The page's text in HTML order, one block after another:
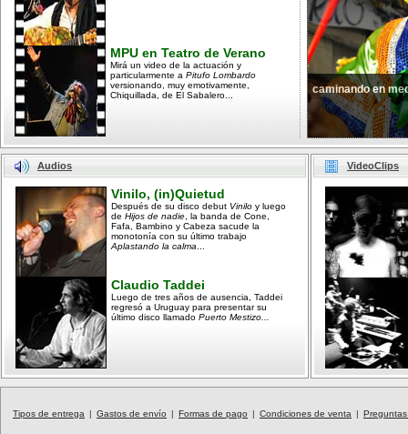
MPU en Teatro de Verano
Mirá un video de la actuación y
particularmente a Pitufo Lombardo
versionando, muy emotivamente,
Chiquillada, de El Sabalero...
caminando en
Audios
Vinilo, (in)Quietud
Después de su disco debut Vinilo y luego
de Hijos de nadie , la banda de Cone,
Fafa, Bambino y Cabeza sacude la
monotonía con su último trabajo
Aplastando la calma
Claudio Taddei
Luego de tres años de ausencia, Taddei
regresó a Uruguay para presentar su
último disco llamado Puerto Mestizo...
VideoClips
Tipos de entrega | Gastos de envío | Formas de pago | Condiciones de venta |